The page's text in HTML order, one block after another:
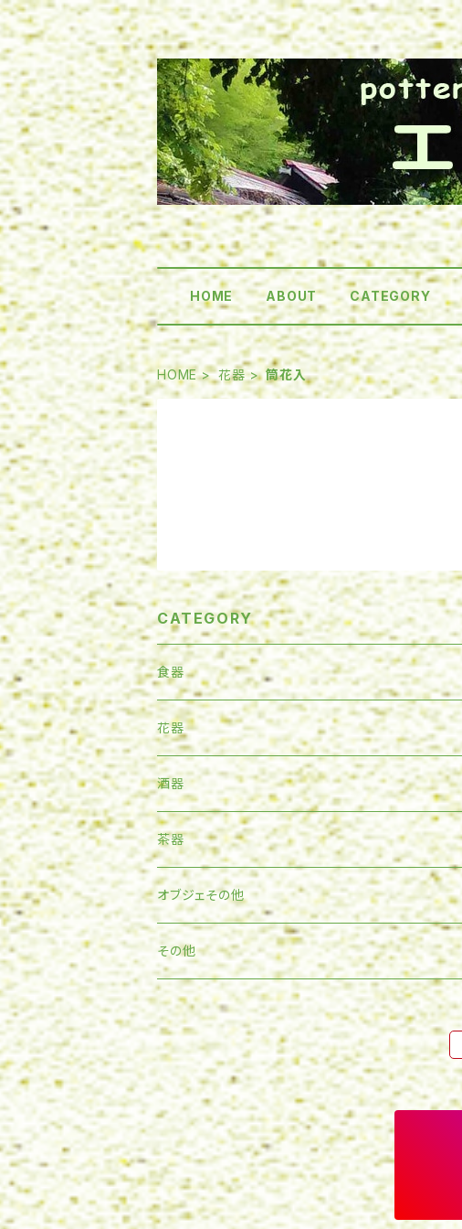
HOME ABOUT CATEGORY
HOME 花器 筒花入
CATEGORY
食器
ボール
カップ
フリーカップ
和食器
鉢類
ご飯茶碗
皿
片口
水注
どんぶり
高杯
洋食器
皿
コーヒーカップ
ボウル
ピッチャー
マグカップ
フリーカップ
そのほか
抹茶碗
ゴブレット
皿
花器
一輪挿
筒花入
壷
その他花器
酒器
酒注
ぐい呑
徳利
ビアマグ
フリーカップ
茶器
湯呑
マグカップ
コーヒーカップ
フリーカップ
急須類
コーヒーサーバー
オブジェその他
スタチュウ
壁面用
人形
動植物
自然
その他